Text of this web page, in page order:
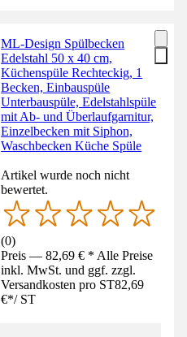
ML-Design Spülbecken
Edelstahl 50 x 40 cm,
Küchenspüle Rechteckig, 1
Becken, Einbauspüle
Unterbauspüle, Edelstahlspüle
mit Ab- und Überlaufgarnitur,
Einzelbecken mit Siphon,
Waschbecken Küche Spüle
Artikel wurde noch nicht
bewertet.
(0)
Preis — 82,69 € * Alle Preise
inkl. MwSt. und ggf. zzgl.
Versandkosten pro ST82,69
€*/ ST